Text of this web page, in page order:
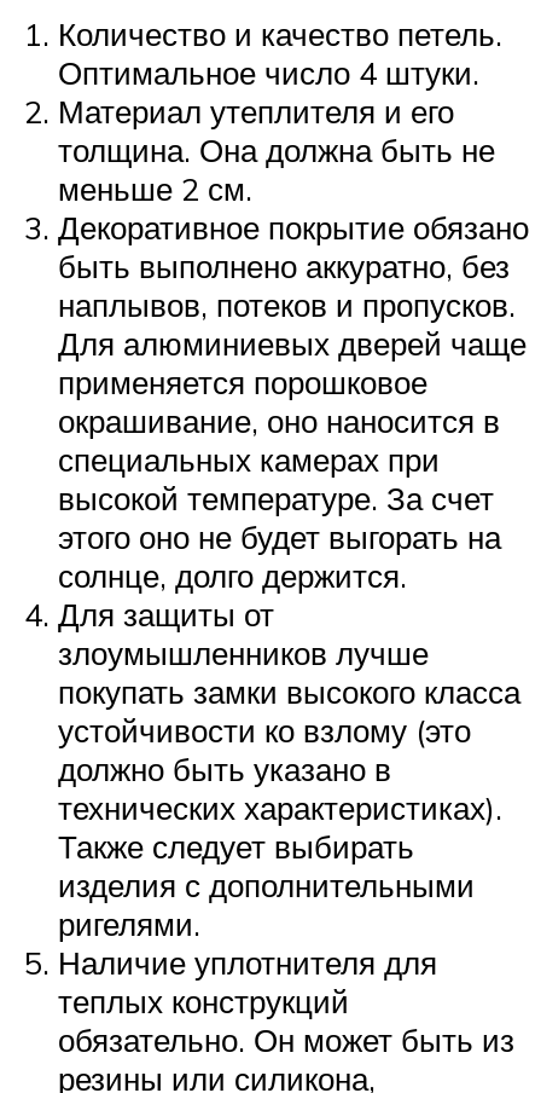
Количество и качество петель.
Оптимальное число 4 штуки.
Материал утеплителя и его
толщина. Она должна быть не
меньше 2 см.
Декоративное покрытие обязано
быть выполнено аккуратно, без
наплывов, потеков и пропусков.
Для алюминиевых дверей чаще
применяется порошковое
окрашивание, оно наносится в
специальных камерах при
высокой температуре. За счет
этого оно не будет выгорать на
солнце, долго держится.
Для защиты от
злоумышленников лучше
покупать замки высокого класса
устойчивости ко взлому (это
должно быть указано в
технических характеристиках).
Также следует выбирать
изделия с дополнительными
ригелями.
Наличие уплотнителя для
теплых конструкций
обязательно. Он может быть из
резины или силикона,